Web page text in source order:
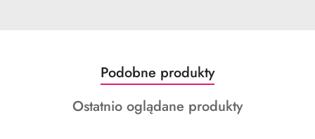
Pomiń karuzelę produktów
Produkty
o
statusie:
Podobne produkty
Produkty
Ostatnio oglądane produkty